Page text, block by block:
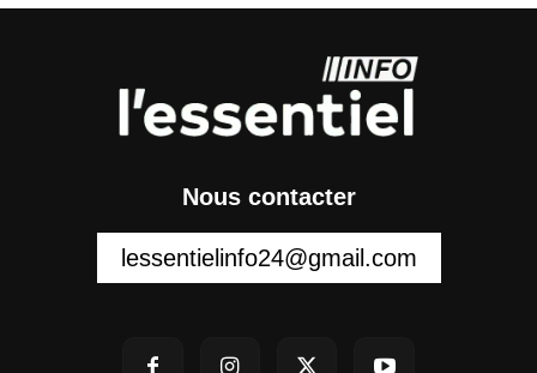
Nous contacter
lessentielinfo24@gmail.com